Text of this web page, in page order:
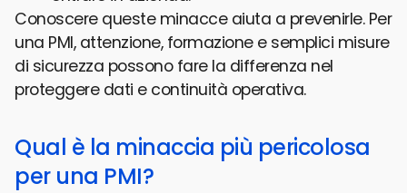
Conoscere queste minacce aiuta a prevenirle. Per
una PMI, attenzione, formazione e semplici misure
di sicurezza possono fare la differenza nel
proteggere dati e continuità operativa.
Qual è la minaccia più pericolosa
per una PMI?